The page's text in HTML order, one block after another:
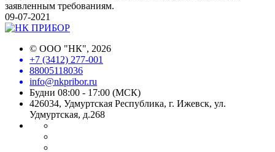
заявленным требованиям.
09-07-2021
© ООО "НК", 2026
+7 (3412) 277-001
88005118036
info@nkpribor.ru
Будни 08:00 - 17:00 (МСК)
426034, Удмуртская Республика, г. Ижевск, ул.
Удмуртская, д.268